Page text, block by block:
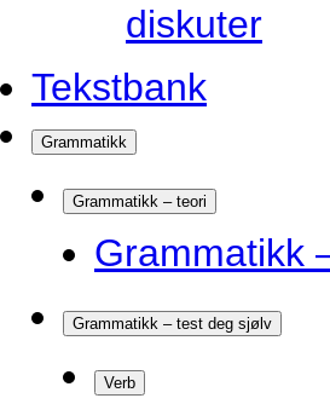
diskuter
Tekstbank
Grammatikk
Grammatikk – teori
Grammatikk
Grammatikk – test deg sjølv
Verb